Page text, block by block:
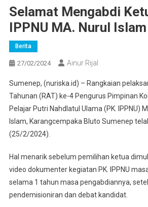
Selamat Mengabdi
IPPNU MA. Nurul Islam
Berita
27/02/2024 Ainur Rijal
Sumenep, (nuriska.id) – Rangkaian
Tahunan (RAT) ke-4 Pengurus Pimpinan
Pelajar Putri Nahdlatul Ulama (PK. IPPNU)
Islam, Karangcempaka Bluto Sumenep
(25/2/2024).
Hal menarik sebelum pemilihan ketua
video dokumenter kegiatan PK. IPPNU
selama 1 tahun masa pengabdiannya,
pendemisioniran dan debat kandidat.